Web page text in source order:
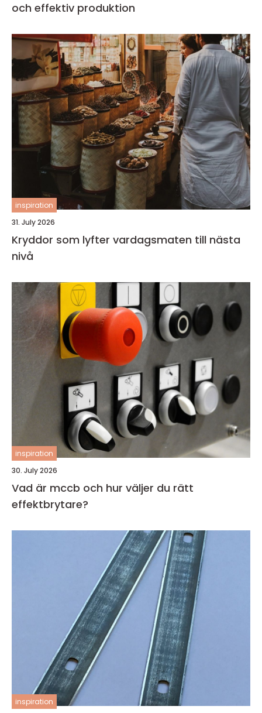
och effektiv produktion
inspiration
31. July 2026
Kryddor som lyfter vardagsmaten till nästa
nivå
inspiration
30. July 2026
Vad är mccb och hur väljer du rätt
effektbrytare?
inspiration